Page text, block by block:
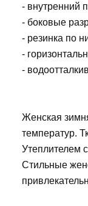
- внутренний
- боковые
- резинка по
-
-
Женская
температур.
Утеплителем
Стильные